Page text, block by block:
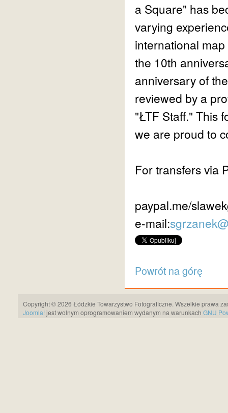
a Square" has
varying
international
the 10th
anniversary of
reviewed by a
"ŁTF Staff." This
we are proud to
For transfers via
paypal.me/
e-mail:
Powrót na górę
Copyright © 2026 Łódzkie Towarzystwo Fotograficzne. Wszelkie prawa
Joomla! jest wolnym oprogramowaniem wydanym na warunkach GNU